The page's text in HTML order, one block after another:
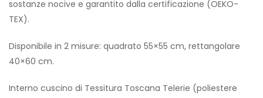
sostanze nocive e garantito dalla certificazione (OEKO-
TEX).
Disponibile in 2 misure: quadrato 55×55 cm, rettangolare
40×60 cm.
Interno cuscino di Tessitura Toscana Telerie (poliestere